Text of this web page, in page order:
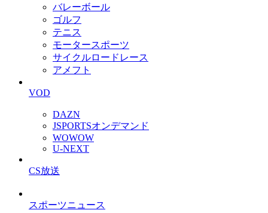
バレーボール
ゴルフ
テニス
モータースポーツ
サイクルロードレース
アメフト
VOD
DAZN
JSPORTSオンデマンド
WOWOW
U-NEXT
CS放送
スポーツニュース